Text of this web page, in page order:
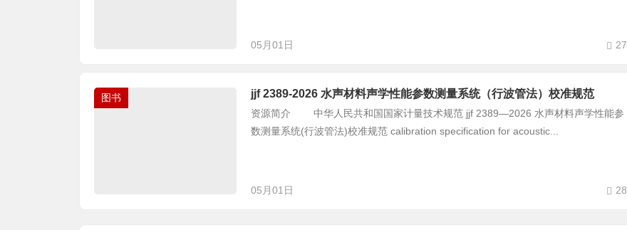
05月01日 27
图书 jjf 2389-2026 水声材料声学性能参数测量系统（行波管法）校准规范
资源简介 中华人民共和国国家计量技术规范 jjf 2389—2026 水声材料声学性能参
数测量系统(行波管法)校准规范 calibration specification for acoustic...
05月01日 28